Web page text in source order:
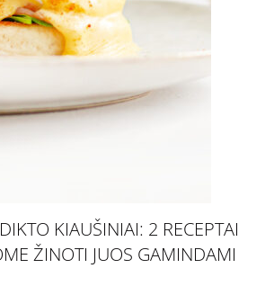
KIAUŠINIAI: 2 RECEPTAI
ŽINOTI JUOS GAMINDAMI